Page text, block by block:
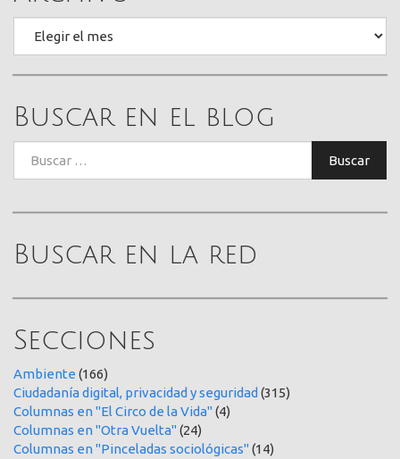
Buscar en el blog
Buscar
Buscar en la red
Secciones
Ambiente (166)
Ciudadanía digital, privacidad y seguridad (315)
Columnas en "El Circo de la Vida"(4)
Columnas en "Otra Vuelta"(24)
Columnas en "Pinceladas sociológicas"(14)